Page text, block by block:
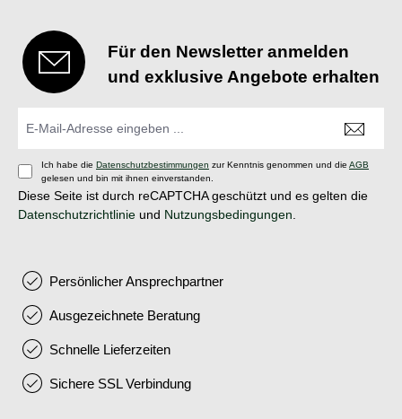
Für den Newsletter anmelden
und exklusive Angebote erhalten
Ich habe die Datenschutzbestimmungen zur Kenntnis genommen und die AGB
gelesen und bin mit ihnen einverstanden.
Diese Seite ist durch reCAPTCHA geschützt und es gelten die
Datenschutzrichtlinie und Nutzungsbedingungen
Persönlicher Ansprechpartner
Ausgezeichnete Beratung
Schnelle Lieferzeiten
Sichere SSL Verbindung